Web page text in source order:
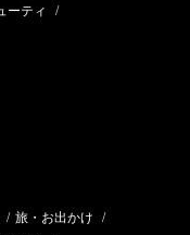
ーティ /
/ 旅・お出かけ /